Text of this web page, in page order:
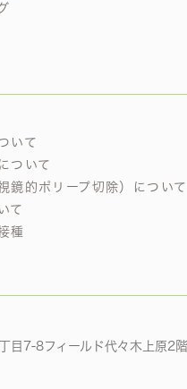
いて
ついて
鏡的ポリープ切除）について
て
種
目7-8フィールド代々木上原2